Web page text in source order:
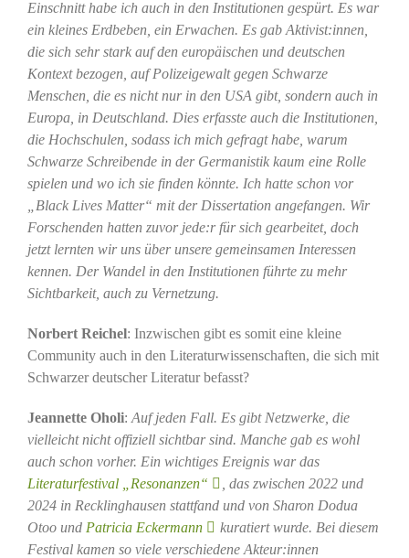
Einschnitt habe ich auch in den Institutionen gespürt. Es war
ein kleines Erdbeben, ein Erwachen. Es gab Aktivist:innen,
die sich sehr stark auf den europäischen und deutschen
Kontext bezogen, auf Polizeigewalt gegen Schwarze
Menschen, die es nicht nur in den USA gibt, sondern auch in
Europa, in Deutschland. Dies erfasste auch die Institutionen,
die Hochschulen, sodass ich mich gefragt habe, warum
Schwarze Schreibende in der Germanistik kaum eine Rolle
spielen und wo ich sie finden könnte. Ich hatte schon vor
„Black Lives Matter“ mit der Dissertation angefangen. Wir
Forschenden hatten zuvor jede:r für sich gearbeitet, doch
jetzt lernten wir uns über unsere gemeinsamen Interessen
kennen. Der Wandel in den Institutionen führte zu mehr
Sichtbarkeit, auch zu Vernetzung.
Norbert Reichel: Inzwischen gibt es somit eine kleine
Community auch in den Literaturwissenschaften, die sich mit
Schwarzer deutscher Literatur befasst?
Jeannette Oholi: Auf jeden Fall. Es gibt Netzwerke, die
vielleicht nicht offiziell sichtbar sind. Manche gab es wohl
auch schon vorher. Ein wichtiges Ereignis war das
Literaturfestival „Resonanzen“
, das zwischen 2022 und
2024 in Recklinghausen stattfand und von Sharon Dodua
Otoo und Patricia Eckermann
kuratiert wurde. Bei diesem
Festival kamen so viele verschiedene Akteur:innen